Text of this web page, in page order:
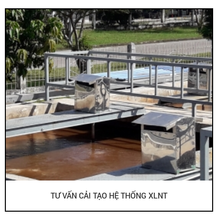
TƯ VẤN CẢI TẠO HỆ THỐNG XLNT